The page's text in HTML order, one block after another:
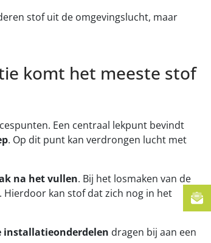
stof uit de omgevingslucht, maar
komt het meeste stof
Een centraal lekpunt bevindt
. Op dit punt kan verdrongen lucht met
na het vullen. Bij het losmaken van de
kan stof dat zich nog in het
installatieonderdelen dragen bij aan een